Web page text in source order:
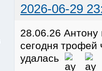
2026-06-29
28.06.26
сегодня трофей
удалась